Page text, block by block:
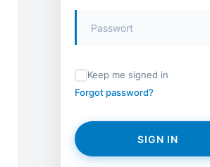
Keep me signed in
Forgot password?
SIGN IN